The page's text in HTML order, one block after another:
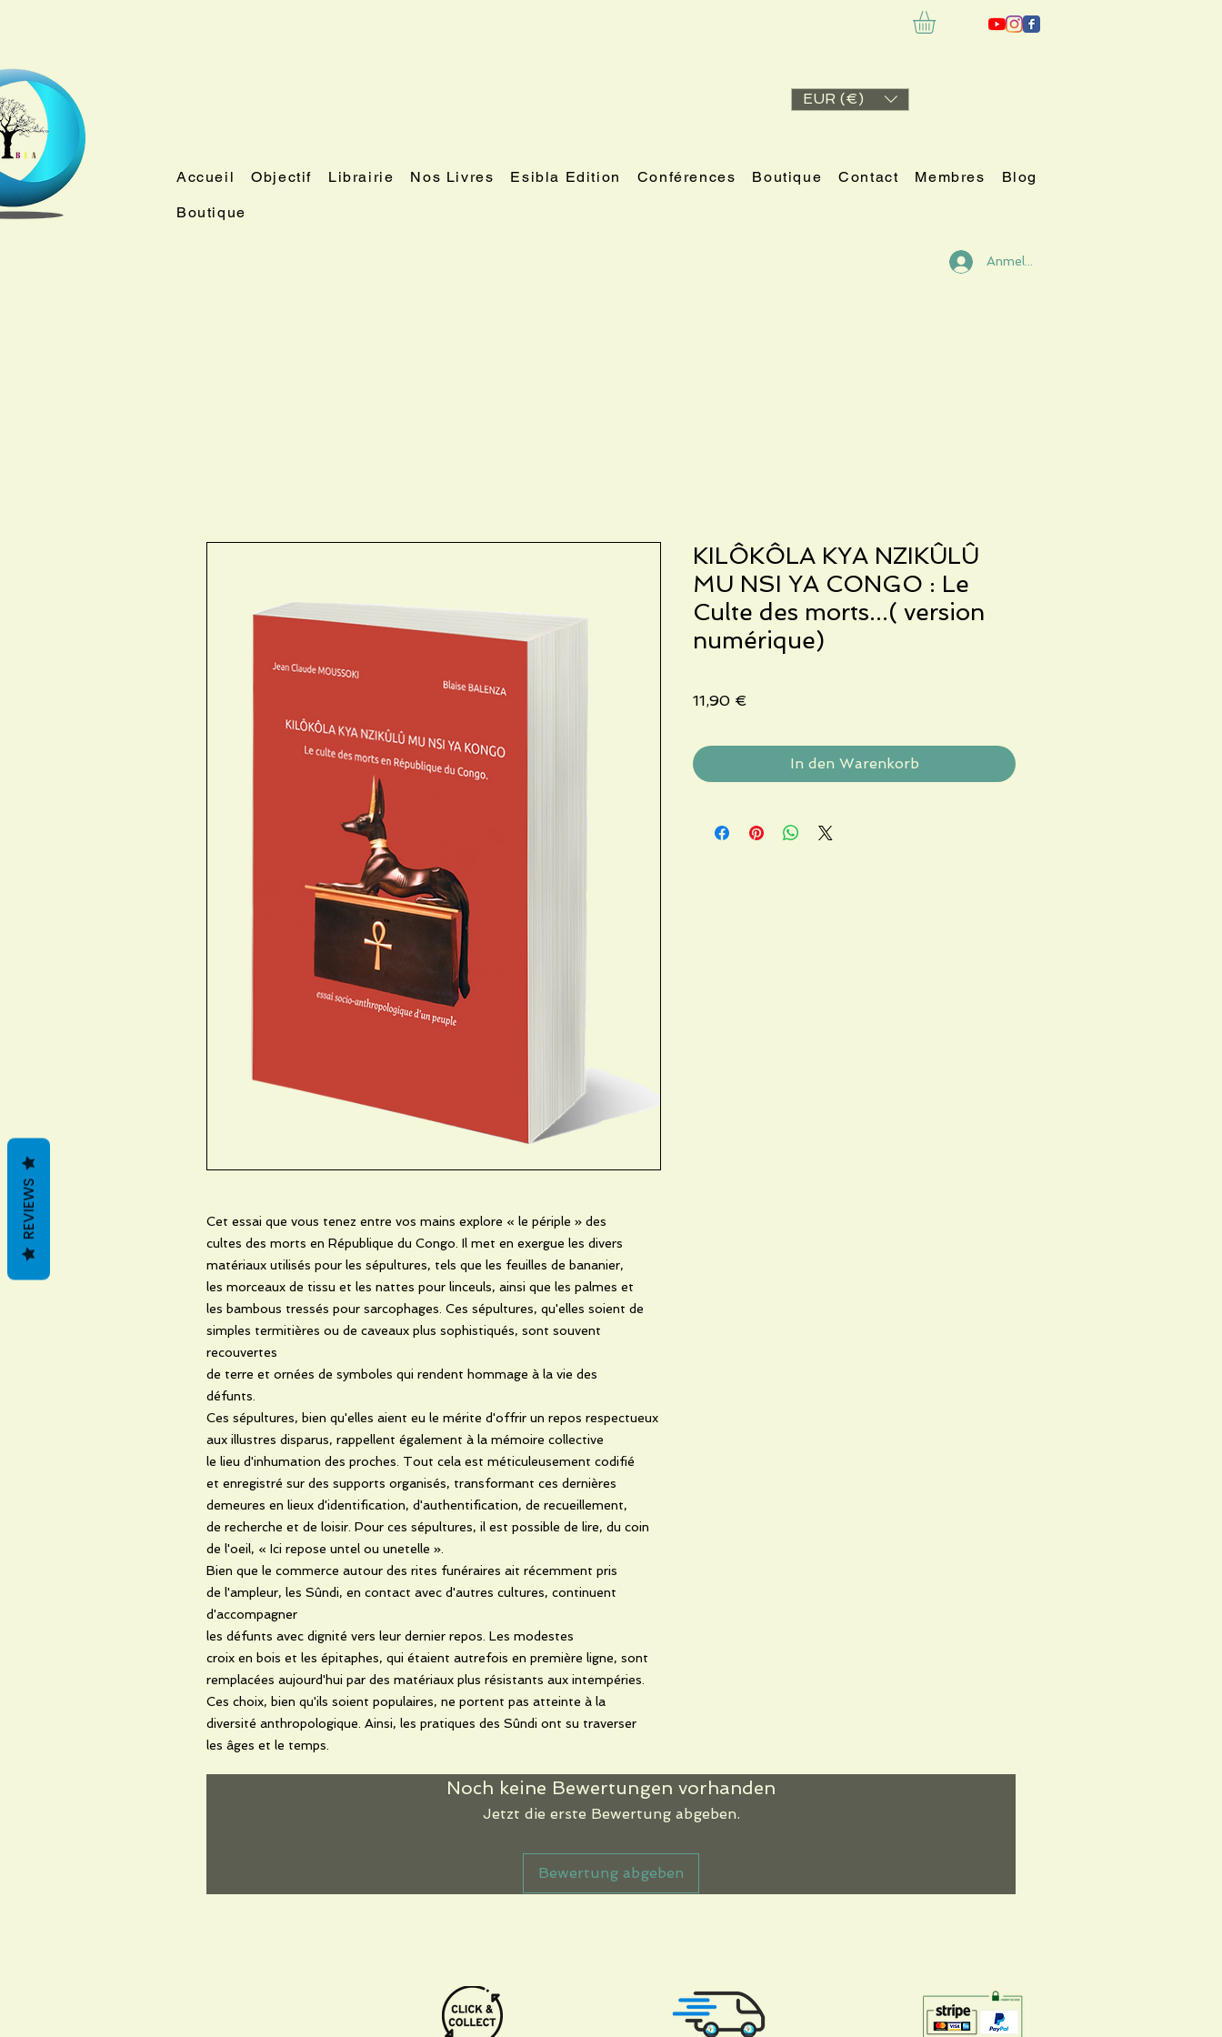
EUR (€)
Accueil Objectif Librairie Nos Livres Esibla Edition Conférences Boutique Contact Membres Blog
Boutique
Anmelden
Cet essai que vous tenez entre vos mains explore « le périple » des
cultes des morts en République du Congo. Il met en exergue les divers
matériaux utilisés pour les sépultures, tels que les feuilles de bananier,
les morceaux de tissu et les nattes pour linceuls, ainsi que les palmes et
les bambous tressés pour sarcophages. Ces sépultures, qu'elles soient de
simples termitières ou de caveaux plus sophistiqués, sont souvent
recouvertes
de terre et ornées de symboles qui rendent hommage à la vie des
défunts.
Ces sépultures, bien qu'elles aient eu le mérite d'offrir un repos respectueux
aux illustres disparus, rappellent également à la mémoire collective
le lieu d'inhumation des proches. Tout cela est méticuleusement codifié
et enregistré sur des supports organisés, transformant ces dernières
demeures en lieux d'identification, d'authentification, de recueillement,
de recherche et de loisir. Pour ces sépultures, il est possible de lire, du coin
de l'oeil, « Ici repose untel ou unetelle ».
Bien que le commerce autour des rites funéraires ait récemment pris
de l'ampleur, les Sûndi, en contact avec d'autres cultures, continuent
d'accompagner
les défunts avec dignité vers leur dernier repos. Les modestes
croix en bois et les épitaphes, qui étaient autrefois en première ligne, sont
remplacées aujourd'hui par des matériaux plus résistants aux intempéries.
Ces choix, bien qu'ils soient populaires, ne portent pas atteinte à la
diversité anthropologique. Ainsi, les pratiques des Sûndi ont su traverser
les âges et le temps.
KILÔKÔLA KYA NZIKÛLÛ
MU NSI YA CONGO : Le
Culte des morts...( version
numérique)
11,90 €
In den Warenkorb
Noch keine Bewertungen vorhanden
Jetzt die erste Bewertung abgeben.
Bewertung abgeben
REVIEWS